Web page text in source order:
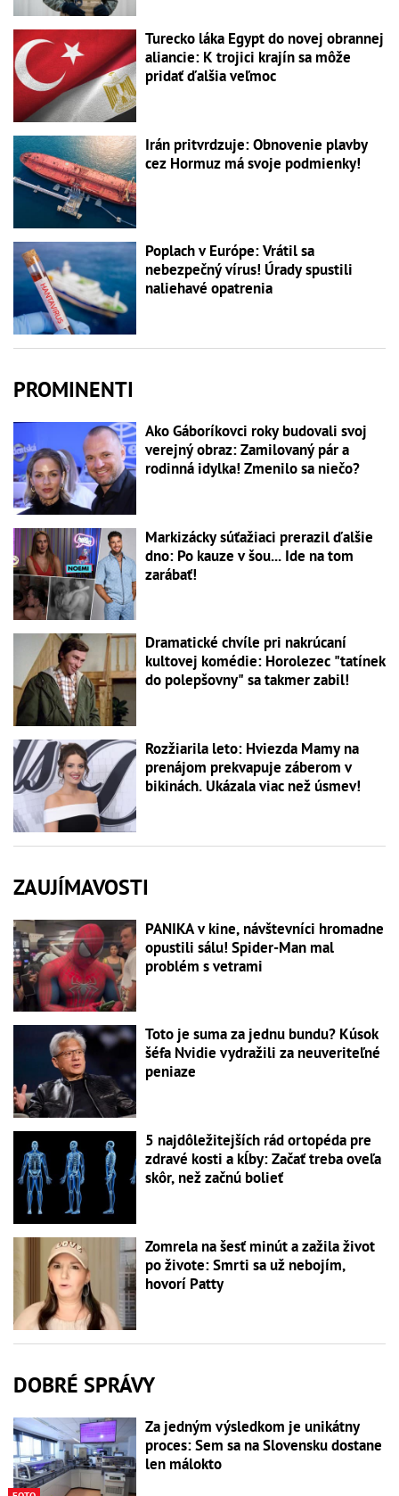
Turecko láka Egypt do novej obrannej
aliancie: K trojici krajín sa môže
pridať ďalšia veľmoc
Irán pritvrdzuje: Obnovenie plavby
cez Hormuz má svoje podmienky!
Poplach v Európe: Vrátil sa
nebezpečný vírus! Úrady spustili
naliehavé opatrenia
PROMINENTI
Ako Gáboríkovci roky budovali svoj
verejný obraz: Zamilovaný pár a
rodinná idylka! Zmenilo sa niečo?
Markizácky súťažiaci prerazil ďalšie
dno: Po kauze v šou... Ide na tom
zarábať!
Dramatické chvíle pri nakrúcaní
kultovej komédie: Horolezec "tatínek
do polepšovny" sa takmer zabil!
Rozžiarila leto: Hviezda Mamy na
prenájom prekvapuje záberom v
bikinách. Ukázala viac než úsmev!
ZAUJÍMAVOSTI
PANIKA v kine, návštevníci hromadne
opustili sálu! Spider-Man mal
problém s vetrami
Toto je suma za jednu bundu? Kúsok
šéfa Nvidie vydražili za neuveriteľné
peniaze
5 najdôležitejších rád ortopéda pre
zdravé kosti a kĺby: Začať treba oveľa
skôr, než začnú bolieť
Zomrela na šesť minút a zažila život
po živote: Smrti sa už nebojím,
hovorí Patty
DOBRÉ SPRÁVY
Za jedným výsledkom je unikátny
proces: Sem sa na Slovensku dostane
len málokto